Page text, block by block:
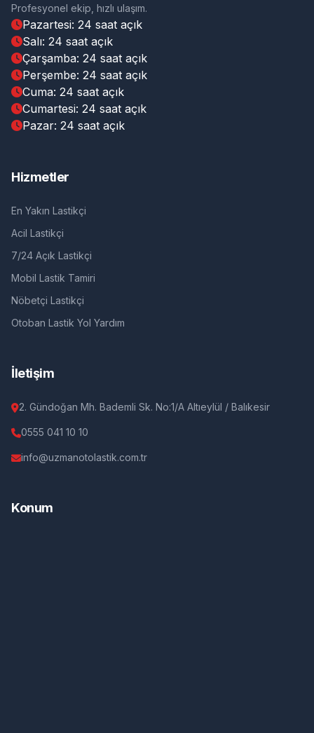
Profesyonel ekip, hızlı ulaşım.
Pazartesi: 24 saat açık
Salı: 24 saat açık
Çarşamba: 24 saat açık
Perşembe: 24 saat açık
Cuma: 24 saat açık
Cumartesi: 24 saat açık
Pazar: 24 saat açık
Hizmetler
En Yakın Lastikçi
Acil Lastikçi
7/24 Açık Lastikçi
Mobil Lastik Tamiri
Nöbetçi Lastikçi
Otoban Lastik Yol Yardım
İletişim
2. Gündoğan Mh. Bademli Sk. No:1/A Altıeylül / Balıkesir
0555 041 10 10
info@uzmanotolastik.com.tr
Konum